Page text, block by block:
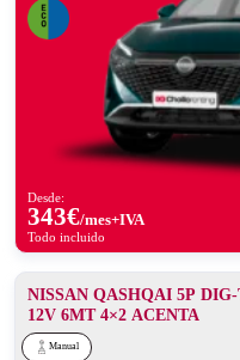
Desde:
343€/mes+IVA
Todo incluido
NISSAN QASHQAI 5P
12V 6MT 4×2 ACENTA
Manual